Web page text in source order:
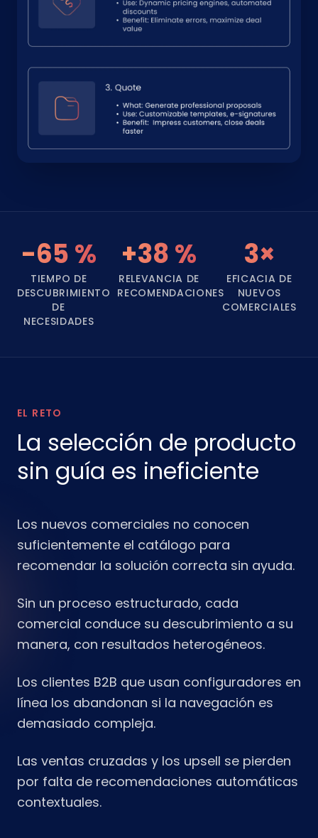
-65 %
TIEMPO DE
DESCUBRIMIENTO
DE
NECESIDADES
+38 %
RELEVANCIA DE
RECOMENDACIONES
3×
EFICACIA DE
NUEVOS
COMERCIALES
EL RETO
La selección de producto
sin guía es ineficiente
Los nuevos comerciales no conocen
suficientemente el catálogo para
recomendar la solución correcta sin ayuda.
Sin un proceso estructurado, cada
comercial conduce su descubrimiento a su
manera, con resultados heterogéneos.
Los clientes B2B que usan configuradores en
línea los abandonan si la navegación es
demasiado compleja.
Las ventas cruzadas y los upsell se pierden
por falta de recomendaciones automáticas
contextuales.